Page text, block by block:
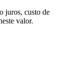
juros, custo de
valor.